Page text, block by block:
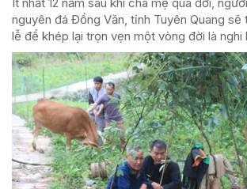
Ít nhất 12 năm sau khi cha mẹ qua đời,
nguyên đá Đồng Văn, tỉnh Tuyên Quang
lễ để khép lại trọn vẹn một vòng đời là nghi